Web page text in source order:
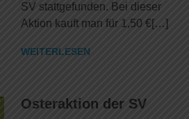
SV stattgefunden. Bei dieser
Aktion kauft man für 1,50 €[…]
WEITERLESEN
Osteraktion der SV